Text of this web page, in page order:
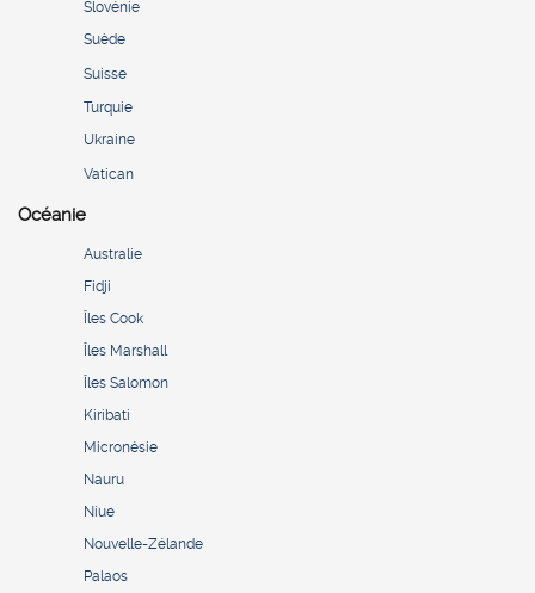
Slovénie
Suède
Suisse
Turquie
Ukraine
Vatican
Océanie
Australie
Fidji
Îles Cook
Îles Marshall
Îles Salomon
Kiribati
Micronésie
Nauru
Niue
Nouvelle-Zélande
Palaos